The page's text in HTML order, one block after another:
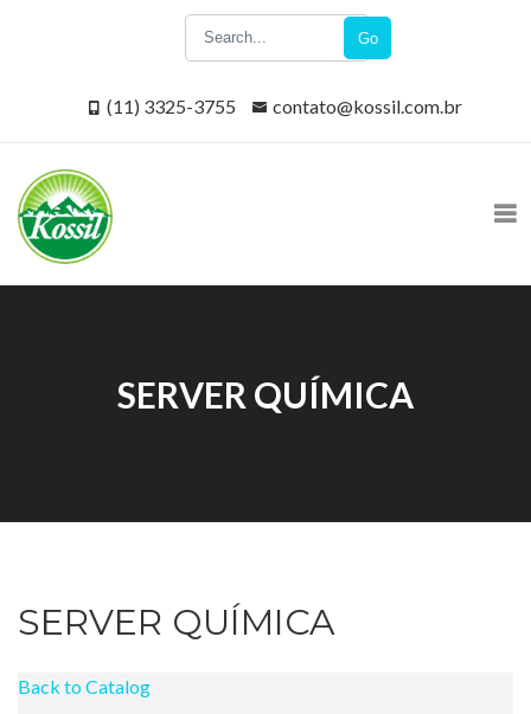
Go
(11) 3325-3755 contato@kossil.com.br
SERVER QUÍMICA
SERVER QUÍMICA
Back to Catalog